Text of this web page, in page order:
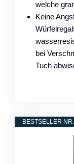
welche
Keine
bei
Tuch
BESTSELLER